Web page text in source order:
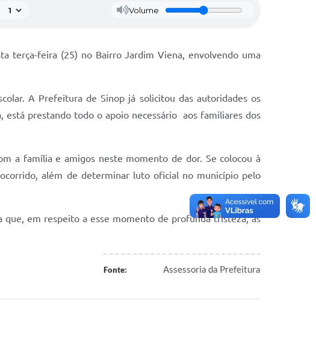
Volume
terça-feira (25) no Bairro Jardim Viena, envolvendo uma
A Prefeitura de Sinop já solicitou das autoridades os
prestando todo o apoio necessário aos familiares dos
a família e amigos neste momento de dor. Se colocou à
além de determinar luto oficial no município pelo
que, em respeito a esse momento de profunda tristeza, as
Fonte: Assessoria da Prefeitura